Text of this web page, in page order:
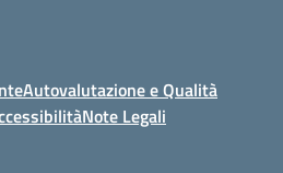
Autovalutazione e Qualità
Note Legali